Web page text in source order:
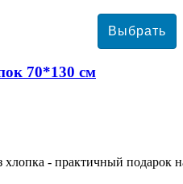
70*130 см
хлопка - практичный подарок